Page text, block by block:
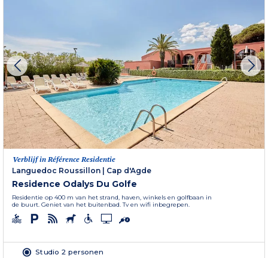
Verblijf in Référence Residentie
Languedoc Roussillon
Cap d'Agde
Residence Odalys Du Golfe
Residentie op 400 m van het strand, haven, winkels en golfbaan in
de buurt. Geniet van het buitenbad. Tv en wifi inbegrepen.
Studio 2 personen